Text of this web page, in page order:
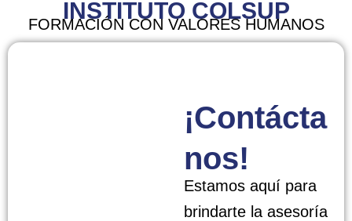
INSTITUTO COLSUP
FORMACIÓN CON VALORES HUMANOS
¡Contácta
nos!
Estamos aquí para
brindarte la asesoría